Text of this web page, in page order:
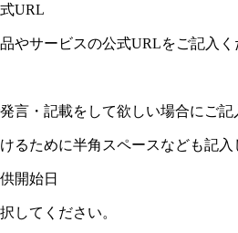
URL
やサービスの公式URLをご記入く
言・記載をして欲しい場合にご記
るために半角スペースなども記
開始日
してください。